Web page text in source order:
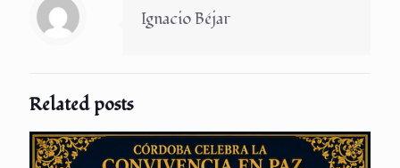
Ignacio Béjar
Related posts